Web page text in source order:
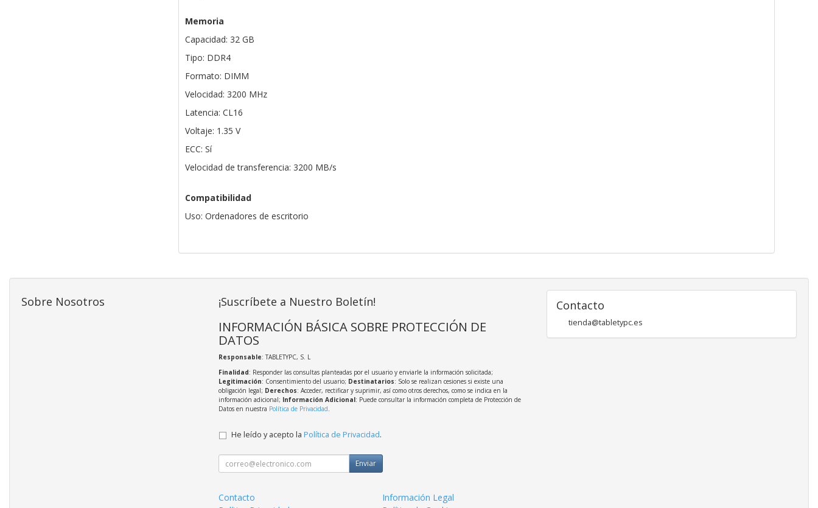
Memoria
Capacidad: 32 GB
Tipo: DDR4
Formato: DIMM
Velocidad: 3200 MHz
Latencia: CL16
Voltaje: 1.35 V
ECC: Sí
Velocidad de transferencia: 3200 MB/s
Compatibilidad
Uso: Ordenadores de escritorio
Sobre Nosotros ¡Suscríbete a Nuestro Boletín!
INFORMACIÓN BÁSICA SOBRE PROTECCIÓN DE
DATOS
Responsable: TABLETYPC, S. L
Finalidad: Responder las consultas planteadas por el usuario y enviarle la información solicitada;
Legitimación: Consentimiento del usuario; Destinatarios: Solo se realizan cesiones si existe una
obligación legal; Derechos: Acceder, rectificar y suprimir, así como otros derechos, como se indica en la
información adicional; Información Adicional: Puede consultar la información completa de Protección de
Datos en nuestra Política de Privacidad.
He leído y acepto la Política de Privacidad.
Enviar
Contacto
Información Legal
Contacto
tienda@tabletypc.es